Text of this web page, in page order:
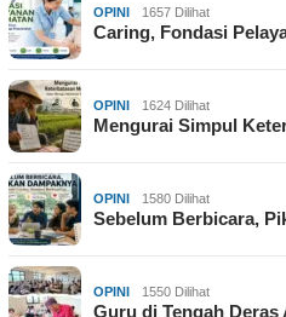
OPINI 1657 Dilihat
Caring, Fondasi
OPINI 1624 Dilihat
Mengurai Simpul
OPINI 1580 Dilihat
Sebelum Berbicara,
OPINI 1550 Dilihat
Guru di Tengah